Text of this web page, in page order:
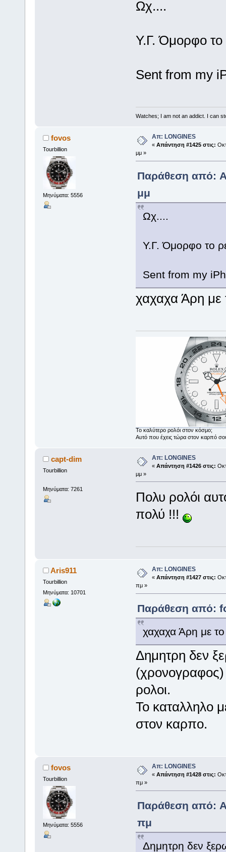
Ωχ....
Υ.Γ. Όμορφο το
Sent from my
Watches; I am not an addict. I can
fovos
Tourbillion
Μηνύματα: 5556
Απ: LONGINES
« Απάντηση #1425 στις:
μμ »
Παράθεση από:
μμ
Ωχ....
Υ.Γ. Όμορφο το
Sent from my
χαχαχα Άρη με
Το καλύτερο ρολόι στον κόσμο;
Αυτό που έχεις τώρα στον καρπό
capt-dim
Tourbillion
Μηνύματα: 7261
Απ: LONGINES
« Απάντηση #1426 στις:
μμ »
Πολυ ρολόι
πολύ !!!
Aris911
Tourbillion
Μηνύματα: 10701
Απ: LONGINES
« Απάντηση #1427 στις:
πμ »
Παράθεση από:
χαχαχα Άρη με το
Δημητρη δεν
(χρονογραφος)
ρολοι.
Το καταλληλο
στον καρπο.
fovos
Tourbillion
Μηνύματα: 5556
Απ: LONGINES
« Απάντηση #1428 στις:
πμ »
Παράθεση από:
πμ
Δημητρη δεν